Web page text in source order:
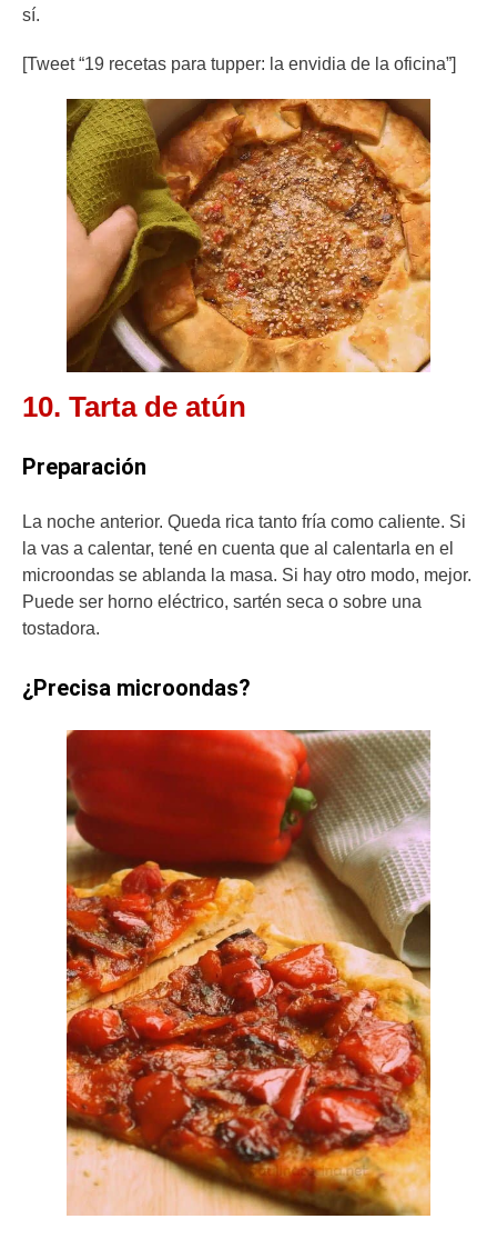
sí.
[Tweet “19 recetas para tupper: la envidia de la oficina”]
10. Tarta de atún
Preparación
La noche anterior. Queda rica tanto fría como caliente. Si
la vas a calentar, tené en cuenta que al calentarla en el
microondas se ablanda la masa. Si hay otro modo, mejor.
Puede ser horno eléctrico, sartén seca o sobre una
tostadora.
¿Precisa microondas?